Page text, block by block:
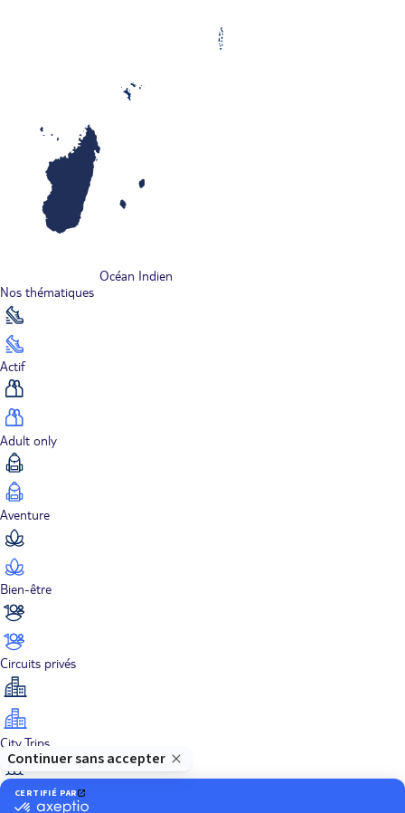
Océan Indien
Nos thématiques
Actif
Adult only
Aventure
Bien-être
Circuits privés
City Trips